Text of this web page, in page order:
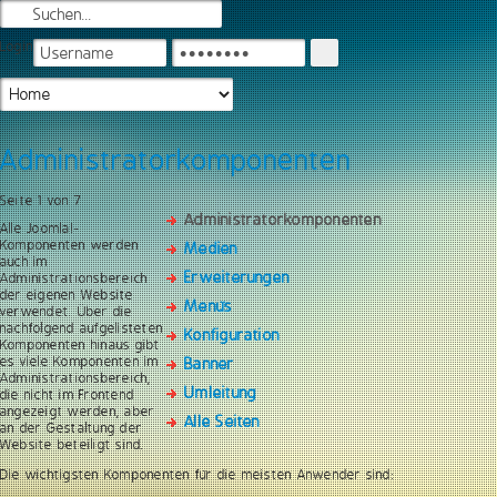
Login
Administratorkomponenten
Administratorkomponenten
Medien
Erweiterungen
Menüs
Konfiguration
Banner
Umleitung
Alle Seiten
Seite 1 von 7
Alle Joomla!-
Komponenten werden
auch im
Administrationsbereich
der eigenen Website
verwendet. Über die
nachfolgend aufgelisteten
Komponenten hinaus gibt
es viele Komponenten im
Administrationsbereich,
die nicht im Frontend
angezeigt werden, aber
an der Gestaltung der
Website beteiligt sind.
Die wichtigsten Komponenten für die meisten Anwender sind: